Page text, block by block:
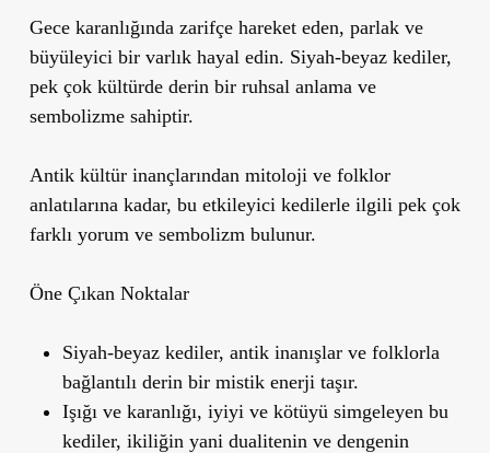
Gece karanlığında zarifçe hareket eden, parlak ve
büyüleyici bir varlık hayal edin. Siyah-beyaz kediler,
pek çok kültürde derin bir ruhsal anlama ve
sembolizme sahiptir.
Antik kültür inançlarından mitoloji ve folklor
anlatılarına kadar, bu etkileyici kedilerle ilgili pek çok
farklı yorum ve sembolizm bulunur.
Öne Çıkan Noktalar
Siyah-beyaz kediler, antik inanışlar ve folklorla
bağlantılı derin bir mistik enerji taşır.
Işığı ve karanlığı, iyiyi ve kötüyü simgeleyen bu
kediler, ikiliğin yani dualitenin ve dengenin